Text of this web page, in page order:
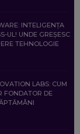
INTELIGENȚA
UL! UNDE GREȘESC
TEHNOLOGIE
LABS: CUM
FONDATOR DE